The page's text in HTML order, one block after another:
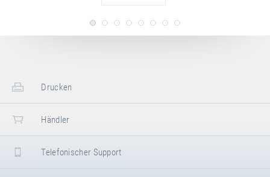
Drucken
Händler
Telefonischer Support